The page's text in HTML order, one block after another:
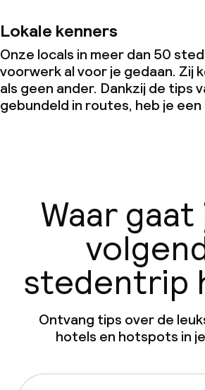
Lokale kenners
Onze locals in meer dan 50
voorwerk al voor je gedaan. Zij
als geen ander. Dankzij de tips
gebundeld in routes, heb je
Waar
stedentrip
Ontvang tips over de
hotels en hotspots in